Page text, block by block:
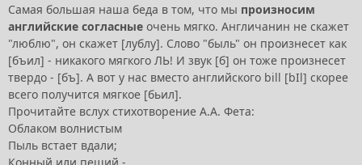
Самая большая наша беда в том, что мы произносим
английские согласные очень мягко. Англичанин не скажет
"люблю", он скажет [лублу]. Слово "быль" он произнесет как
[бъил] - никакого мягкого ЛЬ! И звук [б] он тоже произнесет
твердо - [бъ]. А вот у нас вместо английского bill [bIl] скорее
всего получится мягкое [бьил].
Прочитайте вслух стихотворение А.А. Фета:
Облаком волнистым
Пыль встает вдали;
Конный или пеший -